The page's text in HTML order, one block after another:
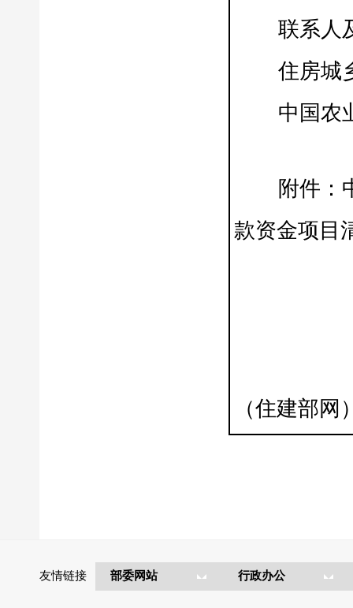
联系人及
住房城乡
中国农业
附件：中
款资金项目
（住建部网
友情链接